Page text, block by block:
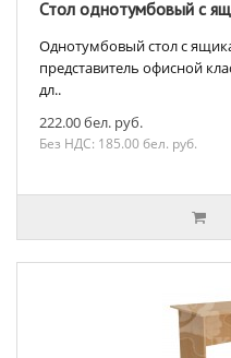
Стол однотумбовый с
Однотумбовый стол с
представитель офисной
дл..
222.00 бел. руб.
Без НДС: 185.00 бел. руб.